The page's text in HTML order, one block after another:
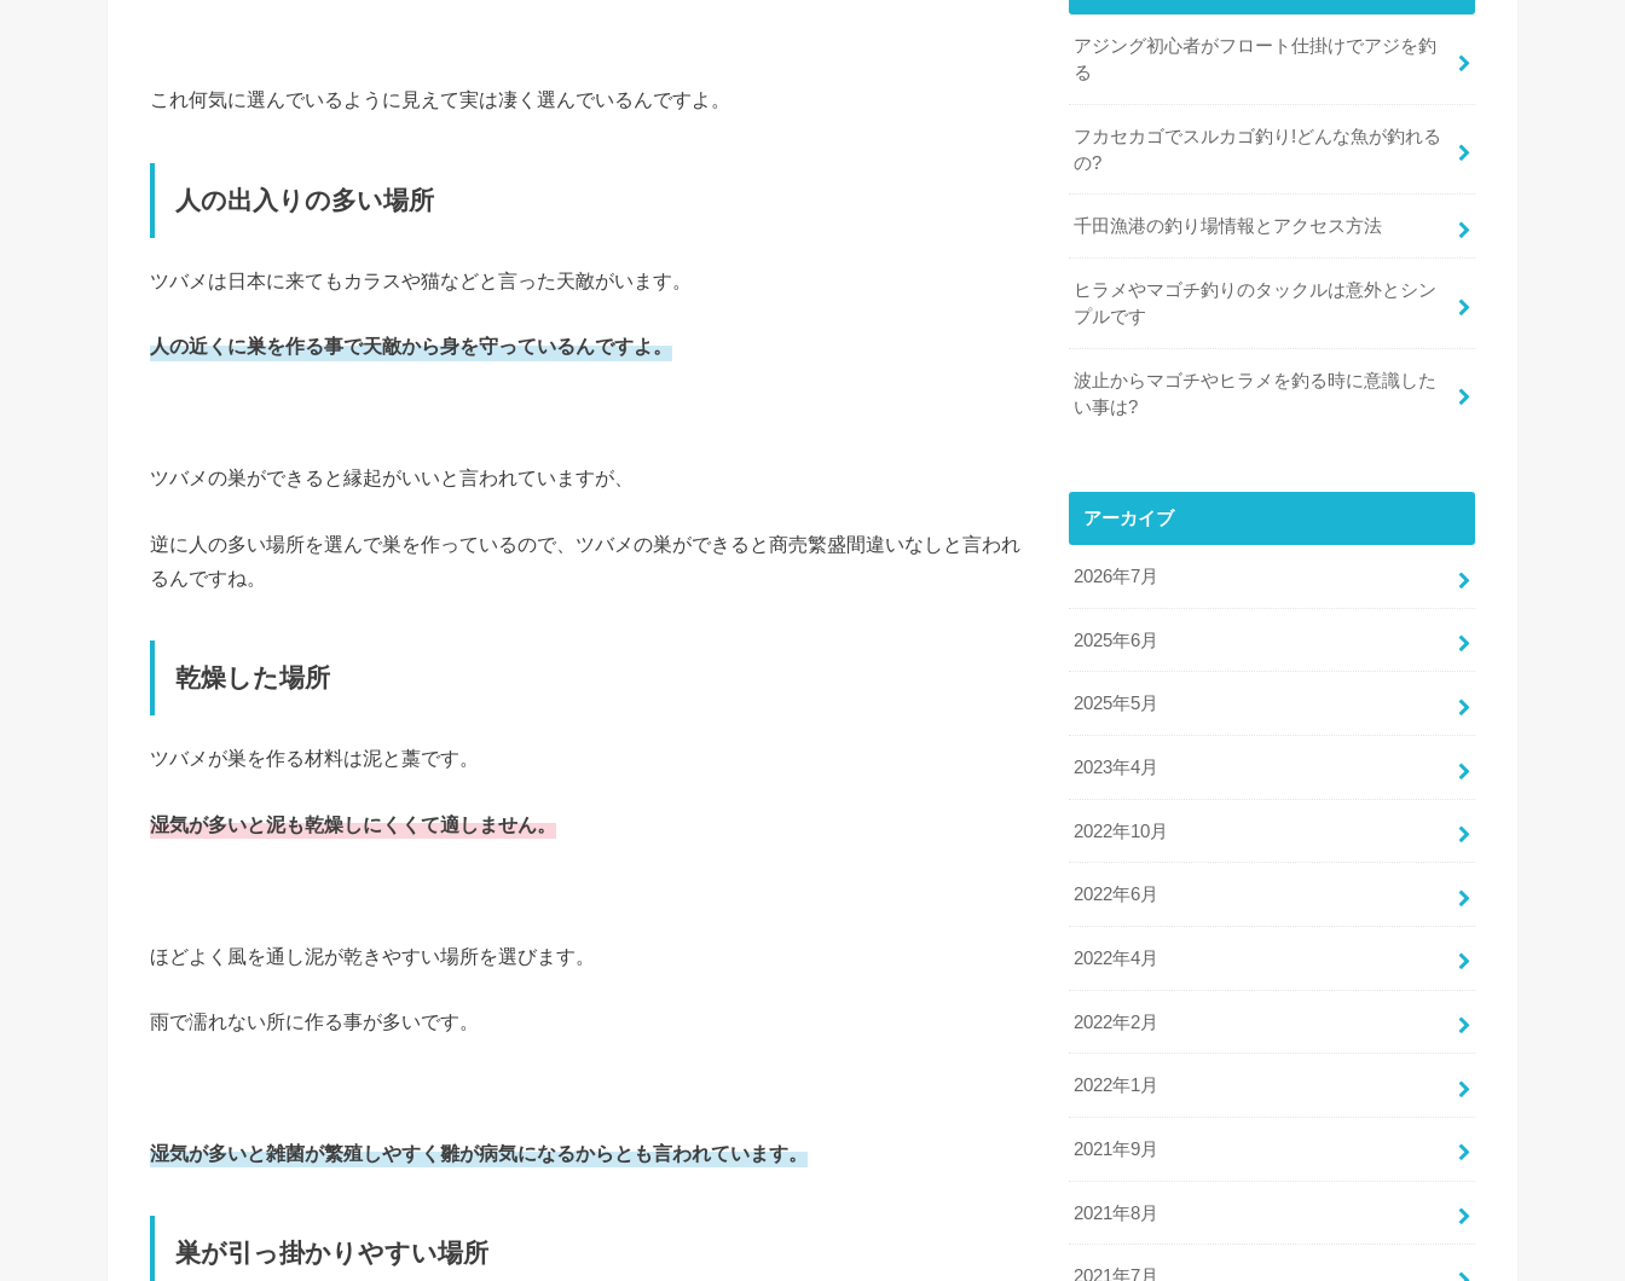
これ何気に選んでいるように見えて実は凄く選んでいるんですよ。
人の出入りの多い場所
ツバメは日本に来てもカラスや猫などと言った天敵がいます。
人の近くに巣を作る事で天敵から身を守っているんですよ。
ツバメの巣ができると縁起がいいと言われていますが、
逆に人の多い場所を選んで巣を作っているので、ツバメの巣ができると商売繁盛間違いなしと言われ
るんですね。
乾燥した場所
ツバメが巣を作る材料は泥と藁です。
湿気が多いと泥も乾燥しにくくて適しません。
ほどよく風を通し泥が乾きやすい場所を選びます。
雨で濡れない所に作る事が多いです。
湿気が多いと雑菌が繁殖しやすく雛が病気になるからとも言われています。
巣が引っ掛かりやすい場所
アジング初心者がフロート仕掛けでアジを釣
る
フカセカゴでスルカゴ釣り!どんな魚が釣れる
の?
千田漁港の釣り場情報とアクセス方法
ヒラメやマゴチ釣りのタックルは意外とシン
プルです
波止からマゴチやヒラメを釣る時に意識した
い事は?
アーカイブ
2026年7月
2025年6月
2025年5月
2023年4月
2022年10月
2022年6月
2022年4月
2022年2月
2022年1月
2021年9月
2021年8月
2021年7月